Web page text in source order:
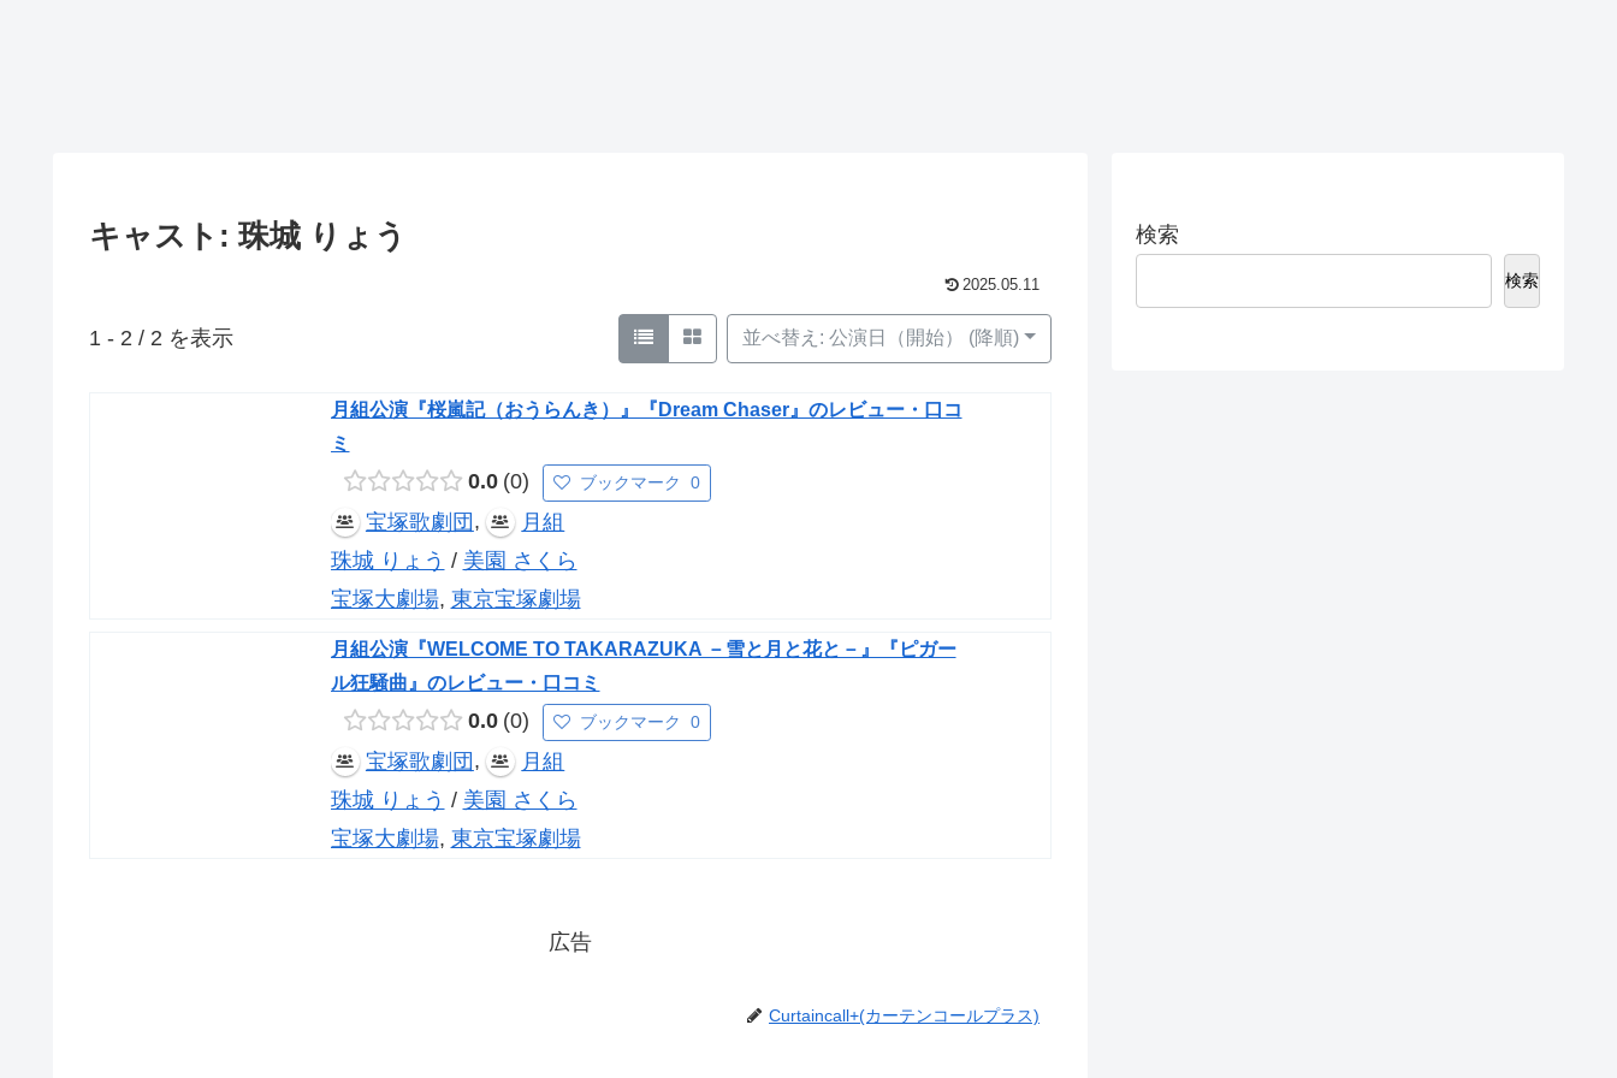
キャスト: 珠城 りょう
2025.05.11
1 - 2 / 2 を表示 並べ替え: 公演日（開始） (降順)
月組公演『桜嵐記（おうらんき）』『Dream Chaser』のレビュー・口コ
ミ
0.0 0 ブックマーク 0
宝塚歌劇団 ,
月組
珠城 りょう / 美園 さくら
宝塚大劇場, 東京宝塚劇場
月組公演『WELCOME TO TAKARAZUKA －雪と月と花と－』『ピガー
ル狂騒曲』のレビュー・口コミ
0.0 0 ブックマーク 0
宝塚歌劇団 ,
月組
珠城 りょう / 美園 さくら
宝塚大劇場, 東京宝塚劇場
広告
Curtaincall+(カーテンコールプラス)
検索
検索